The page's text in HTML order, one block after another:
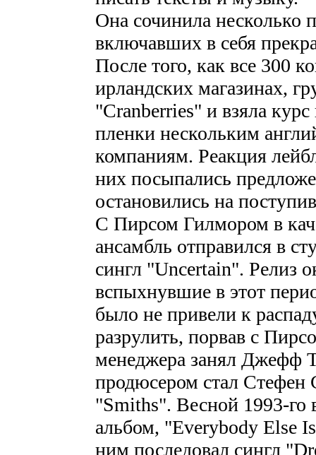
Она сочинила несколько
включавших в себя
После того, как все 300
ирландских магазинах,
"Cranberries" и взяла
пленки нескольким
компаниям. Реакция
них посыпались
остановились на
С Пирсом Гилмором в
ансамбль отправился в
сингл "Uncertain". Релиз
вспыхнувшие в этот
было не привели к
разрулить, порвав с
менеджера занял Джефф
продюсером стал Стефен
"Smiths". Весной 1993-го
альбом, "Everybody Else
ним последовал сингл